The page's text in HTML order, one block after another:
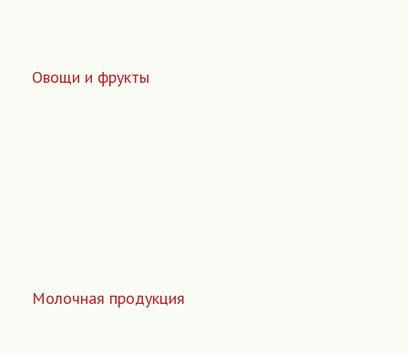
Овощи и фрукты
Молочная продукция